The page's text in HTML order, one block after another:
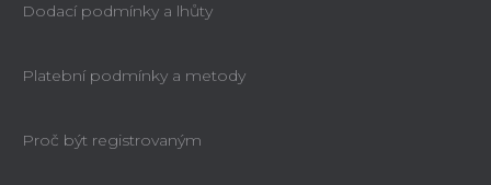
Dodací podmínky a lhůty
Platební podmínky a metody
Proč být registrovaným